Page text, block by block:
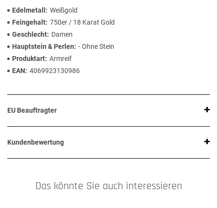
Edelmetall
Weißgold
Feingehalt 750er / 18 Karat Gold
Geschlecht
Damen
Hauptstein & Perlen
- Ohne Stein
Produktart Armreif
EAN
4069923130986
EU Beauftragter
Kundenbewertung
Das könnte Sie auch interessieren